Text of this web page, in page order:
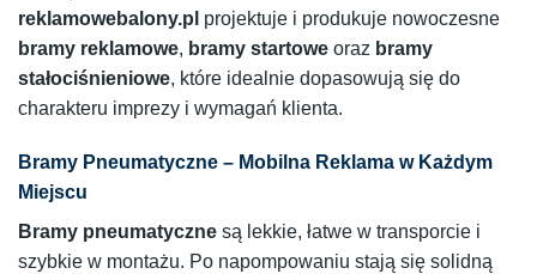
reklamowebalony.pl projektuje i produkuje nowoczesne
bramy reklamowe, bramy startowe oraz bramy
stałociśnieniowe, które idealnie dopasowują się do
charakteru imprezy i wymagań klienta.
Bramy Pneumatyczne – Mobilna Reklama w Każdym
Miejscu
Bramy pneumatyczne są lekkie, łatwe w transporcie i
szybkie w montażu. Po napompowaniu stają się solidną